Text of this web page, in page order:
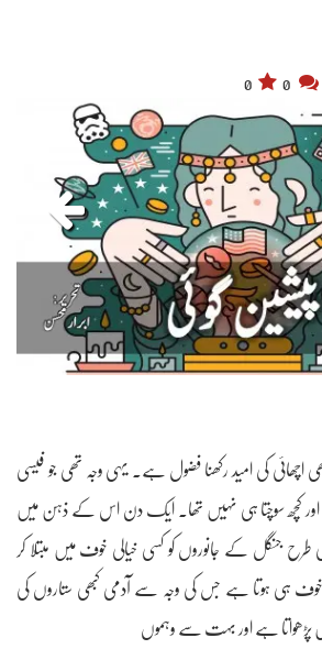
0
کی امید رکھنا فضول ہے۔ یہی وجہ تھی جو فیسی
اور کچھ سوچتا ہی نہیں تھا۔ ایک دن اس کے ذہن میں
طرح جنگل کے جانوروں کو کسی خیالی خوف میں مبتلا کر
خوف ہی ہوتا ہے جس کی وجہ سے آدمی کبھی ستاروں کی
پڑھواتا ہے اور بہت سے وہموں